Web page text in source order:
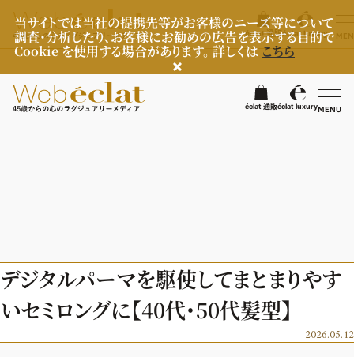
当サイトでは当社の提携先等がお客様のニーズ等について
調査・分析したり、お客様にお勧めの広告を表示する目的で
Cookie を使用する場合があります。 詳しくはこちら
éclat 通販éclat luxuryMENU検
8月の毎日コーデ
50代なに着てる？
ヘアスタイル・ヘアケア
エイジングケア
メイク
ヘルスケア
ヘルスケアTOPICS
更年期
ライフスタイル
éclat 通販éclat luxury
デジタルパーマを駆使してまとまりやす
いセミロングに【40代・50代髪型】
2026.05.12